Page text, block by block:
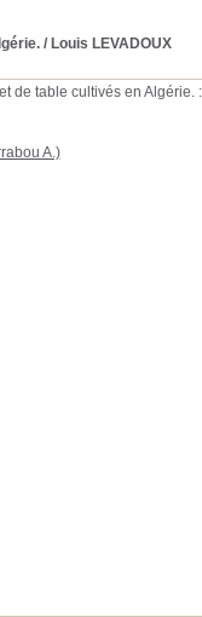
/ Louis LEVADOUX
de table cultivés en Algérie.
A.)